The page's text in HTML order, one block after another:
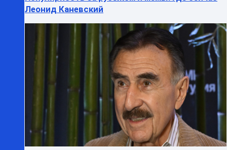
Леонид Каневский